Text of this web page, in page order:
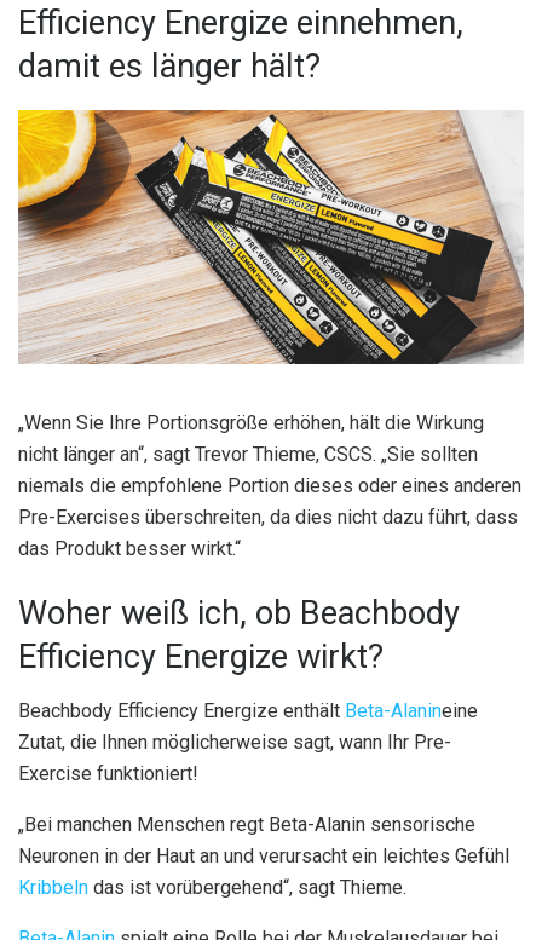
Efficiency Energize einnehmen,
damit es länger hält?
„Wenn Sie Ihre Portionsgröße erhöhen, hält die Wirkung
nicht länger an“, sagt Trevor Thieme, CSCS. „Sie sollten
niemals die empfohlene Portion dieses oder eines anderen
Pre-Exercises überschreiten, da dies nicht dazu führt, dass
das Produkt besser wirkt.“
Woher weiß ich, ob Beachbody
Efficiency Energize wirkt?
Beachbody Efficiency Energize enthält Beta-Alanineine
Zutat, die Ihnen möglicherweise sagt, wann Ihr Pre-
Exercise funktioniert!
„Bei manchen Menschen regt Beta-Alanin sensorische
Neuronen in der Haut an und verursacht ein leichtes Gefühl
Kribbeln das ist vorübergehend“, sagt Thieme.